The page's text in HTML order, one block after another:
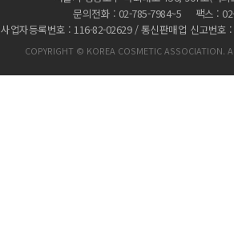
문의전화 : 02-785-7984~5 팩스 :
사업자등록번호 : 116-82-02629 / 통신판매업 신고번호
COPYRIGHT © KOREA COSMETIC ASSOCIATION.